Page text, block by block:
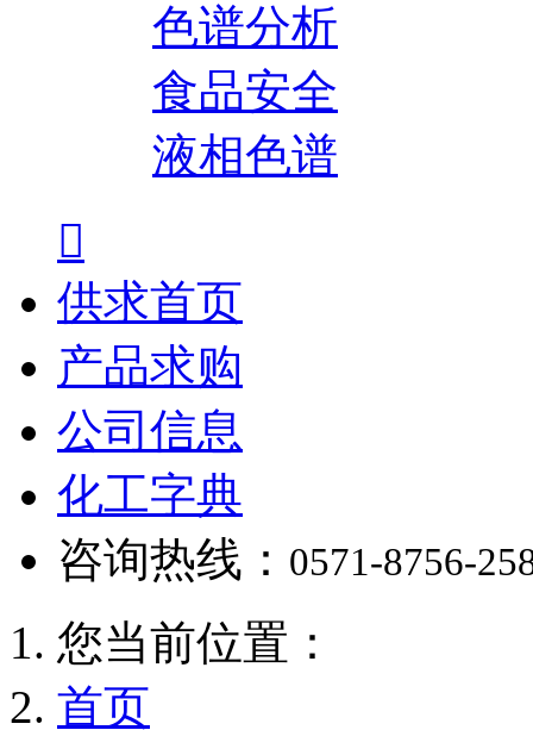
色谱分析
食品安全
液相色谱

供求首页
产品求购
公司信息
化工字典
咨询热线： 0571-8756-
您当前位置：
首页